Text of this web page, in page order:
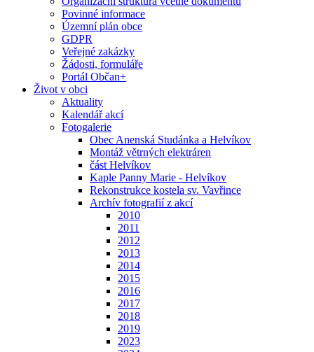
Povinné informace
Územní plán obce
GDPR
Veřejné zakázky
Žádosti, formuláře
Portál Občan+
Život v obci
Aktuality
Kalendář akcí
Fotogalerie
Obec Anenská Studánka a Helvíkov
Montáž větrných elektráren
část Helvíkov
Kaple Panny Marie - Helvíkov
Rekonstrukce kostela sv. Vavřince
Archív fotografií z akcí
2010
2011
2012
2013
2014
2015
2016
2017
2018
2019
2023